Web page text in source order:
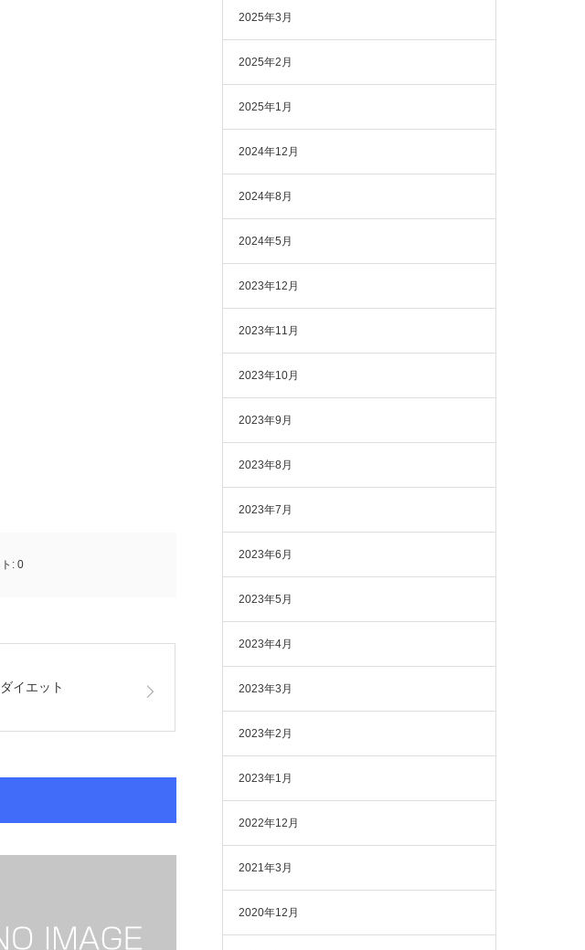
: 0
イエット
2025年3月
2025年2月
2025年1月
2024年12月
2024年8月
2024年5月
2023年12月
2023年11月
2023年10月
2023年9月
2023年8月
2023年7月
2023年6月
2023年5月
2023年4月
2023年3月
2023年2月
2023年1月
2022年12月
2021年3月
2020年12月